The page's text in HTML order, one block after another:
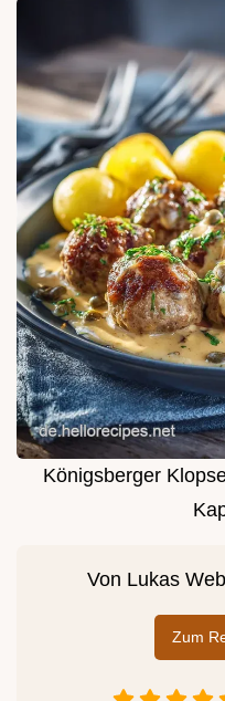
Königsberger
Von Lukas
Zum